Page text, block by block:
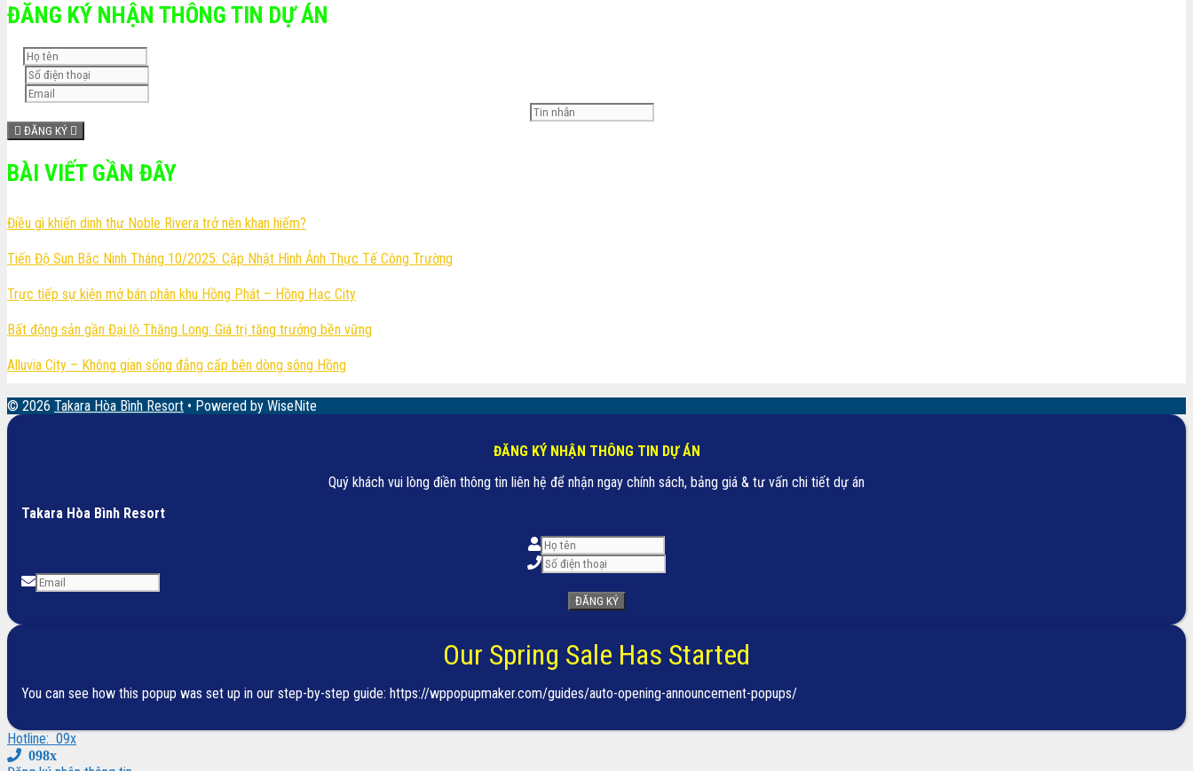
ĐĂNG KÝ NHẬN THÔNG TIN DỰ ÁN
ĐĂNG KÝ
BÀI VIẾT GẦN ĐÂY
Điều gì khiến dinh thự Noble Rivera trở nên khan hiếm?
Tiến Độ Sun Bắc Ninh Tháng 10/2025: Cập Nhật Hình Ảnh Thực Tế Công Trường
Trực tiếp sự kiện mở bán phân khu Hồng Phát – Hồng Hạc City
Bất động sản gần Đại lộ Thăng Long: Giá trị tăng trưởng bền vững
Alluvia City – Không gian sống đẳng cấp bên dòng sông Hồng
© 2026 Takara Hòa Bình Resort • Powered by WiseNite
ĐĂNG KÝ NHẬN THÔNG TIN DỰ ÁN
Quý khách vui lòng điền thông tin liên hệ để nhận ngay chính sách, bảng giá & tư vấn chi tiết dự án
Takara Hòa Bình Resort
ĐĂNG KÝ
Our Spring Sale Has Started
You can see how this popup was set up in our step-by-step guide: https://wppopupmaker.com/guides/auto-opening-announcement-popups/
Hotline: 09x
098x